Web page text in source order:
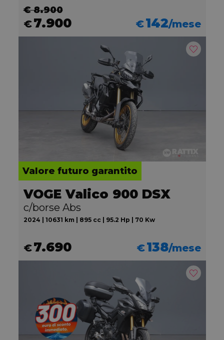
€ 8.900
€7.900 €142/mese
Valore futuro garantito
VOGE Valico 900 DSX
c/borse Abs
2024 | 10631 km | 895 cc | 95.2 Hp | 70 Kw
€7.690 €138/mese